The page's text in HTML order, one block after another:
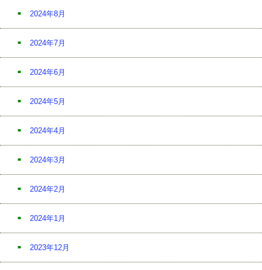
2024年8月
2024年7月
2024年6月
2024年5月
2024年4月
2024年3月
2024年2月
2024年1月
2023年12月